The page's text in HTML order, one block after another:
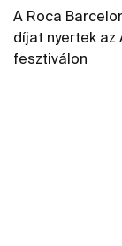
A Roca
díjat nyertek az
fesztiválon